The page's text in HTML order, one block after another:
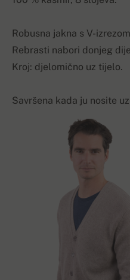
Robusna jakna s V-
Rebrasti nabori donjeg
Kroj: djelomično uz tijelo.
Savršena kada ju nosite